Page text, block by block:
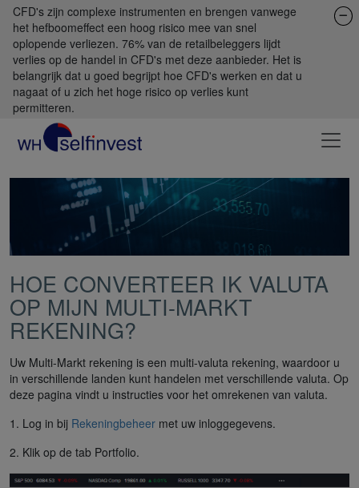
CFD's zijn complexe instrumenten en brengen vanwege
het hefboomeffect een hoog risico mee van snel
oplopende verliezen. 76% van de retailbeleggers lijdt
verlies op de handel in CFD's met deze aanbieder. Het is
belangrijk dat u goed begrijpt hoe CFD's werken en dat u
nagaat of u zich het hoge risico op verlies kunt
permitteren.
HOE CONVERTEER IK VALUTA
OP MIJN MULTI-MARKT
REKENING?
Uw Multi-Markt rekening is een multi-valuta rekening, waardoor u
in verschillende landen kunt handelen met verschillende valuta. Op
deze pagina vindt u instructies voor het omrekenen van valuta.
1. Log in bij Rekeningbeheer met uw inloggegevens.
2. Klik op de tab Portfolio.